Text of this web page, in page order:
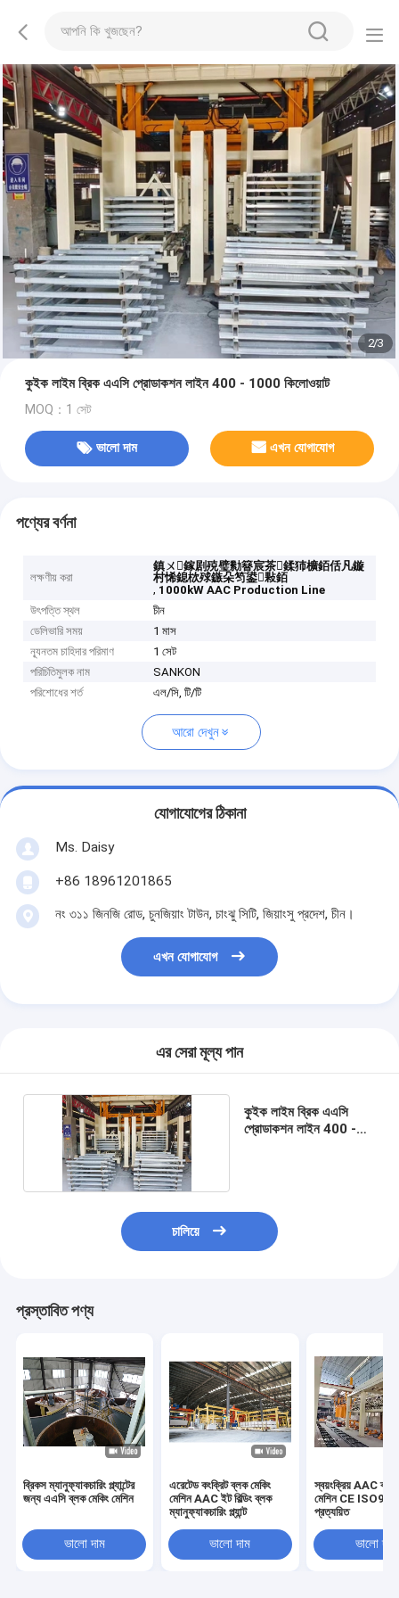
2/3
কুইক লাইম ব্রিক এএসি প্রোডাকশন লাইন 400 - 1000 কিলোওয়াট
MOQ：1 সেট
ভালো দাম এখন যোগাযোগ
পণ্যের বর্ণনা
লক্ষণীয় করা
鎮ㄨ鎵剧殑璧勬簮宸茶鍒犻櫎銆佸凡鏇
村悕鎴栨殏鏃朵笉鍙敤銆
, 1000kW AAC Production Line
উৎপত্তি স্থল
চীন
ডেলিভারি সময়
1 মাস
ন্যূনতম চাহিদার পরিমাণ
1 সেট
পরিচিতিমুলক নাম
SANKON
পরিশোধের শর্ত
এল/সি, টি/টি
আরো দেখুন
যোগাযোগের ঠিকানা
Ms. Daisy
+86 18961201865
নং ৩১১ জিনজি রোড, চুনজিয়াং টাউন, চাংঝু সিটি, জিয়াংসু প্রদেশ, চীন।
এখন যোগাযোগ
এর সেরা মূল্য পান
কুইক লাইম ব্রিক এএসি
প্রোডাকশন লাইন 400 -
চালিয়ে
প্রস্তাবিত পণ্য
ব্রিকস ম্যানুফ্যাকচারিং প্ল্যান্টের
জন্য এএসি ব্লক মেকিং মেশিন
ভালো দাম
এরেটেড কংক্রিট ব্লক মেকিং
মেশিন AAC ইট বিল্ডিং ব্লক
ম্যানুফ্যাকচারিং প্ল্যান্ট
ভালো দাম
স্বয়ংক্রিয় AAC ব্লক
মেশিন CE
প্রত্যয়িত
ভালো দাম